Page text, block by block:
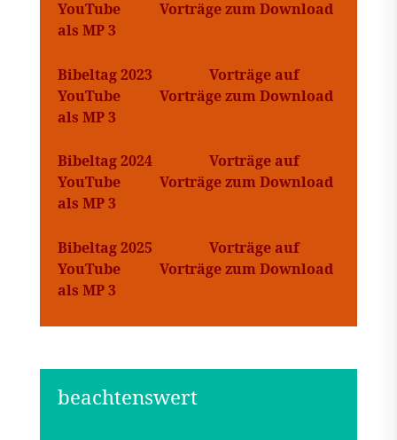
YouTube
Vorträge zum Download
als MP 3
Bibeltag 2023 Vorträge auf
YouTubeVorträge zum Download
als MP 3
Bibeltag 2024
Vorträge auf
YouTube Vorträge zum Download
als MP 3
Bibeltag 2025
Vorträge auf
YouTube Vorträge zum Download
als MP 3